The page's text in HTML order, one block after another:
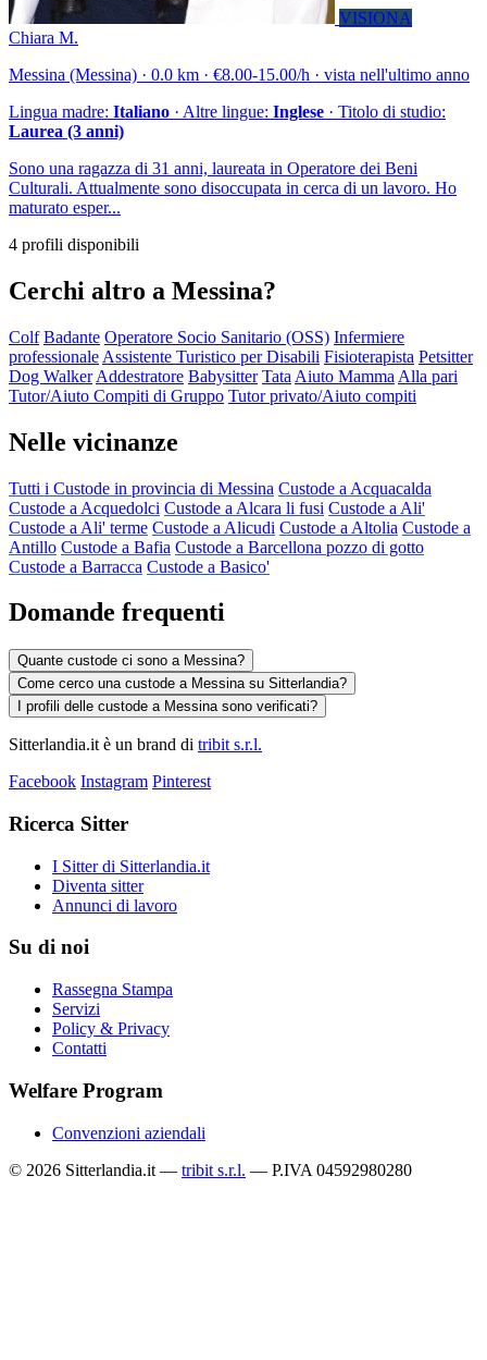
VISIONA
Chiara M.
Messina (Messina) · 0.0 km · €8.00-15.00/h · vista nell'ultimo anno
Lingua madre: Italiano · Altre lingue: Inglese · Titolo di studio:
Laurea (3 anni)
Sono una ragazza di 31 anni, laureata in Operatore dei Beni
Culturali. Attualmente sono disoccupata in cerca di un lavoro. Ho
maturato esper...
4 profili disponibili
Cerchi altro a Messina?
Colf Badante Operatore Socio Sanitario (OSS) Infermiere
professionale Assistente Turistico per Disabili Fisioterapista Petsitter
Dog Walker Addestratore Babysitter Tata Aiuto Mamma Alla pari
Tutor/Aiuto Compiti di Gruppo Tutor privato/Aiuto compiti
Nelle vicinanze
Tutti i Custode in provincia di Messina Custode a Acquacalda
Custode a Acquedolci Custode a Alcara li fusi Custode a Ali'
Custode a Ali' terme Custode a Alicudi Custode a Altolia Custode a
Antillo Custode a Bafia Custode a Barcellona pozzo di gotto
Custode a Barracca Custode a Basico'
Domande frequenti
Quante custode ci sono a Messina?
Come cerco una custode a Messina su Sitterlandia?
I profili delle custode a Messina sono verificati?
Sitterlandia.it è un brand di tribit s.r.l.
Facebook Instagram Pinterest
Ricerca Sitter
I Sitter di Sitterlandia.it
Diventa sitter
Annunci di lavoro
Su di noi
Rassegna Stampa
Servizi
Policy & Privacy
Contatti
Welfare Program
Convenzioni aziendali
© 2026 Sitterlandia.it — tribit s.r.l. — P.IVA 04592980280